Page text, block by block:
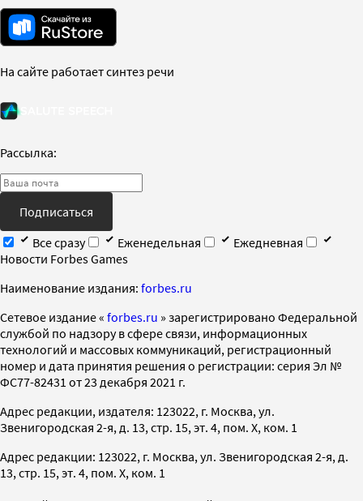
На сайте работает синтез речи
Рассылка:
Подписаться
Все сразу
Еженедельная
Ежедневная
Новости Forbes Games
Наименование издания: forbes.ru
Cетевое издание « forbes.ru » зарегистрировано Федеральной
службой по надзору в сфере связи, информационных
технологий и массовых коммуникаций, регистрационный
номер и дата принятия решения о регистрации: серия Эл №
ФС77-82431 от 23 декабря 2021 г.
Адрес редакции, издателя: 123022, г. Москва, ул.
Звенигородская 2-я, д. 13, стр. 15, эт. 4, пом. X, ком. 1
Адрес редакции: 123022, г. Москва, ул. Звенигородская 2-я, д.
13, стр. 15, эт. 4, пом. X, ком. 1